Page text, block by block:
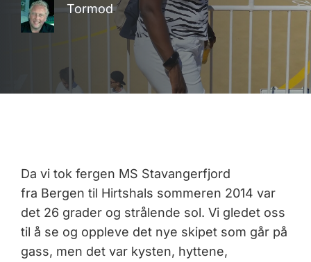
Tormod
Da vi tok fergen MS Stavangerfjord
fra Bergen til Hirtshals sommeren 2014 var
det 26 grader og strålende sol. Vi gledet oss
til å se og oppleve det nye skipet som går på
gass, men det var kysten, hyttene,